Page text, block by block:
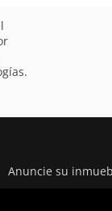
Anuncie su